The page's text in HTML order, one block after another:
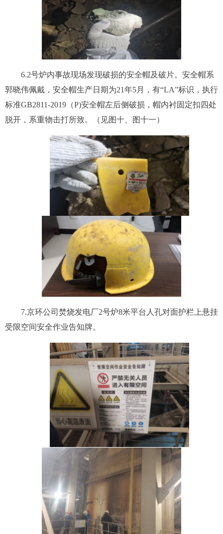
6.2号炉内事故现场发现破损的安全帽及破片。安全帽系
郭晓伟佩戴 ，安全帽生产日期为21年5月，有“LA”标识，执行
标准GB2811-2019（P)安全帽左后侧破损，帽内衬固定扣四处
脱开，系重物击打所致。（ 见图十、图十一）
7.京环公司焚烧发电厂2号炉8米平台人孔对面护栏 上悬挂
受限空间安全作业告知牌。